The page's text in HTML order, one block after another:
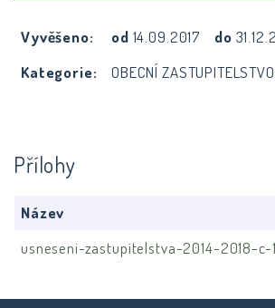
Vyvěšeno: od 14.09.2017 do
Kategorie: OBECNÍ
Přílohy
Název
usneseni-zastupitelstva-2014-2018-c-